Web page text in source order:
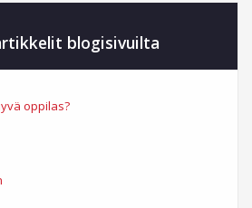
blogisivuilta
oppilas?